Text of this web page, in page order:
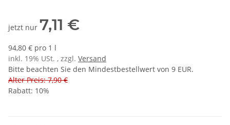
jetzt nur 7,11 €
94,80 € pro 1 l
inkl. 19% USt. , zzgl. Versand
Bitte beachten Sie den Mindestbestellwert von 9 EUR.
Alter Preis: 7,90 €
Rabatt: 10%